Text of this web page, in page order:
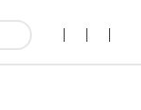
擘-红利